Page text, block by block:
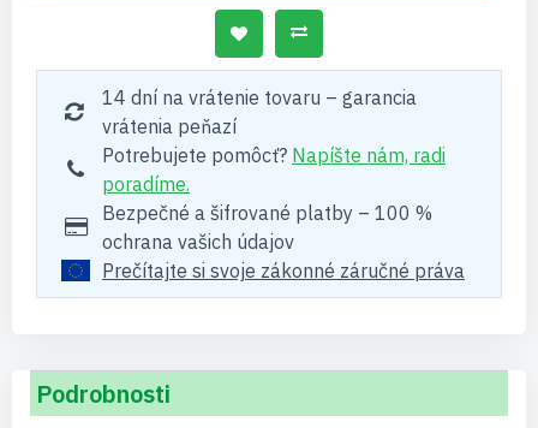
14 dní na vrátenie tovaru – garancia
vrátenia peňazí
Potrebujete pomôcť? Napíšte nám, radi
poradíme.
Bezpečné a šifrované platby – 100 %
ochrana vašich údajov
Prečítajte si svoje zákonné záručné práva
Podrobnosti